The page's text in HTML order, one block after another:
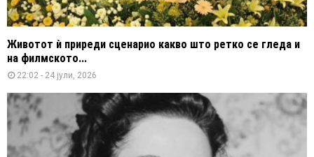
Животот ѝ приреди сценарио какво што ретко се гледа и
на филмското...
22:02 - 24 јули, 2026